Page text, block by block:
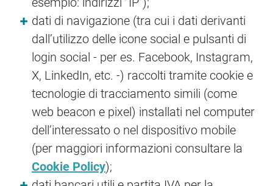
dati di navigazione (tra cui i dati derivanti
dall’utilizzo delle icone social e pulsanti di
login social - per es. Facebook, Instagram,
X, LinkedIn, etc. -) raccolti tramite cookie e
tecnologie di tracciamento simili (come
web beacon e pixel) installati nel computer
dell’interessato o nel dispositivo mobile
(per maggiori informazioni consultare la
Cookie Policy);